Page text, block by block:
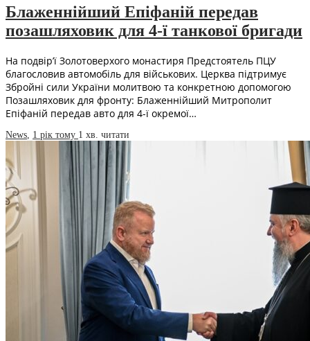
Блаженнійший Епіфаній передав
позашляховик для 4-ї танкової бригади
На подвір’ї Золотоверхого монастиря Предстоятель ПЦУ
благословив автомобіль для військових. Церква підтримує
Збройні сили України молитвою та конкретною допомогою
Позашляховик для фронту: Блаженнійший Митрополит
Епіфаній передав авто для 4-ї окремої…
News, 1 рік тому 1 хв. читати